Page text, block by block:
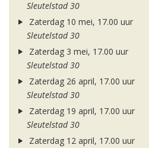
Sleutelstad 30
Zaterdag 10 mei, 17.00 uur
Sleutelstad 30
Zaterdag 3 mei, 17.00 uur
Sleutelstad 30
Zaterdag 26 april, 17.00 uur
Sleutelstad 30
Zaterdag 19 april, 17.00 uur
Sleutelstad 30
Zaterdag 12 april, 17.00 uur